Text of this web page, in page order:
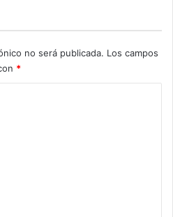
no será publicada. Los campos
*